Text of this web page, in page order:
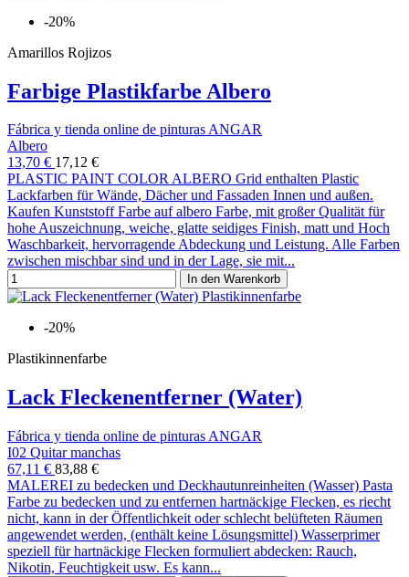
-20%
Amarillos Rojizos
Farbige Plastikfarbe Albero
Fábrica y tienda online de pinturas ANGAR
Albero
13,70 € 17,12 €
PLASTIC PAINT COLOR ALBERO Grid enthalten Plastic
Lackfarben für Wände, Dächer und Fassaden Innen und außen.
Kaufen Kunststoff Farbe auf albero Farbe, mit großer Qualität für
hohe Auszeichnung, weiche, glatte seidiges Finish, matt und Hoch
Waschbarkeit, hervorragende Abdeckung und Leistung. Alle Farben
zwischen mischbar sind und in der Lage, sie mit...
In den Warenkorb
-20%
Plastikinnenfarbe
Lack Fleckenentferner (Water)
Fábrica y tienda online de pinturas ANGAR
I02 Quitar manchas
67,11 € 83,88 €
MALEREI zu bedecken und Deckhautunreinheiten (Wasser) Pasta
Farbe zu bedecken und zu entfernen hartnäckige Flecken, es riecht
nicht, kann in der Öffentlichkeit oder schlecht belüfteten Räumen
angewendet werden, (enthält keine Lösungsmittel) Wasserprimer
speziell für hartnäckige Flecken formuliert abdecken: Rauch,
Nikotin, Feuchtigkeit usw. Es kann...